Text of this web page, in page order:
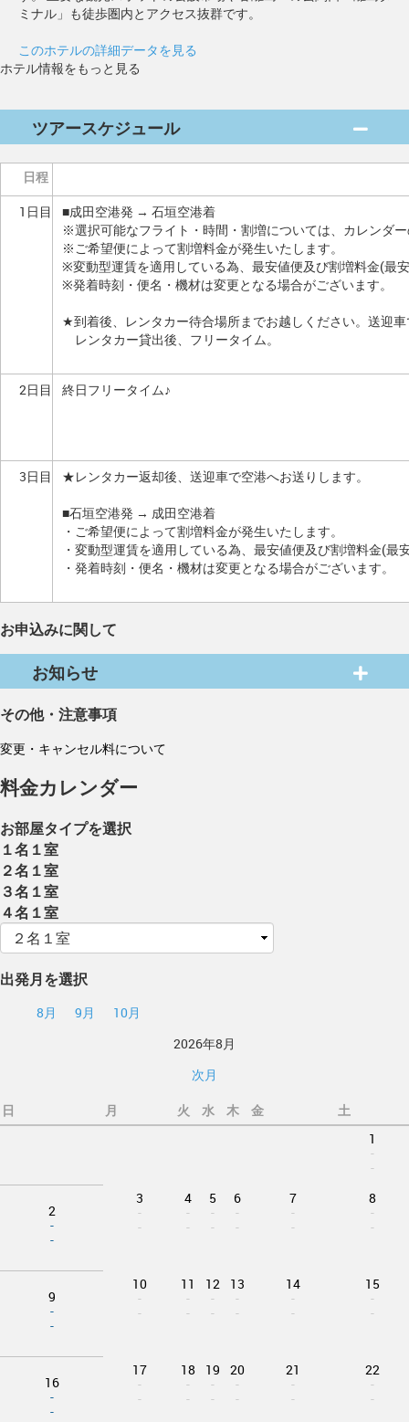
ミナル」も徒歩圏内とアクセス抜群です。
このホテルの詳細データを見る
ホテル情報をもっと見る
ツアースケジュール
日程
1日目
■成田空港発 → 石垣空港着
※選択可能なフライト・時間・割増については、カレンダ
※ご希望便によって割増料金が発生いたします。
※変動型運賃を適用している為、最安値便及び割増料金(最
※発着時刻・便名・機材は変更となる場合がございます。
★到着後、レンタカー待合場所までお越しください。送迎
レンタカー貸出後、フリータイム。
2日目 終日フリータイム♪
3日目 ★レンタカー返却後、送迎車で空港へお送りします。
■石垣空港発 → 成田空港着
・ご希望便によって割増料金が発生いたします。
・変動型運賃を適用している為、最安値便及び割増料金(
・発着時刻・便名・機材は変更となる場合がございます。
お申込みに関して
お知らせ
その他・注意事項
変更・キャンセル料について
料金カレンダー
お部屋タイプを選択
１名１室
２名１室
３名１室
４名１室
出発月を選択
8月 9月
10月
2026年8月
次月
日 月 火 水 木 金
土
1
-
-
2
-
-
3
-
-
4
-
-
5
-
-
6
-
-
7
-
-
8
-
-
9
-
-
10
-
-
11
-
-
12
-
-
13
-
-
14
-
-
15
-
-
16
-
-
17
-
-
18
-
-
19
-
-
20
-
-
21
-
-
22
-
-